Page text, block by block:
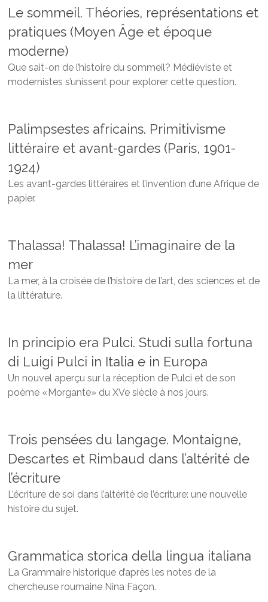
Le sommeil. Théories, représentations et
pratiques (Moyen Âge et époque
moderne)
Que sait-on de l’histoire du sommeil? Médiéviste et
modernistes s’unissent pour explorer cette question.
Palimpsestes africains. Primitivisme
littéraire et avant-gardes (Paris, 1901-
1924)
Les avant-gardes littéraires et l’invention d’une Afrique de
papier.
Thalassa! Thalassa! L’imaginaire de la
mer
La mer, à la croisée de l’histoire de l’art, des sciences et de
la littérature.
In principio era Pulci. Studi sulla fortuna
di Luigi Pulci in Italia e in Europa
Un nouvel aperçu sur la réception de Pulci et de son
poème «Morgante» du XVe siècle à nos jours.
Trois pensées du langage. Montaigne,
Descartes et Rimbaud dans l’altérité de
l’écriture
L’écriture de soi dans l’altérité de l’écriture: une nouvelle
histoire du sujet.
Grammatica storica della lingua italiana
La Grammaire historique d’après les notes de la
chercheuse roumaine Nina Façon.